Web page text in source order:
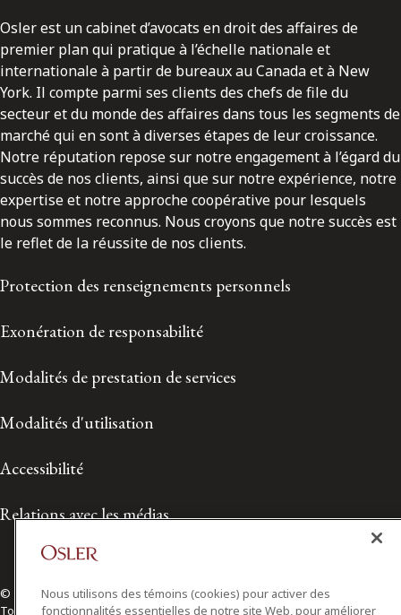
Osler est un cabinet d’avocats en droit des affaires de
premier plan qui pratique à l’échelle nationale et
internationale à partir de bureaux au Canada et à New
York. Il compte parmi ses clients des chefs de file du
secteur et du monde des affaires dans tous les segments de
marché qui en sont à diverses étapes de leur croissance.
Notre réputation repose sur notre engagement à l’égard du
succès de nos clients, ainsi que sur notre expérience, notre
expertise et notre approche coopérative pour lesquels
nous sommes reconnus. Nous croyons que notre succès est
le reflet de la réussite de nos clients.
Protection des renseignements personnels
Exonération de responsabilité
Modalités de prestation de services
Modalités d'utilisation
Accessibilité
Relations avec les médias
© 2026 Osler, Hoskin & Harcourt S.E.N.C.R.L./s.r.l.
Tous droits réservés
Nous utilisons des témoins (cookies) pour activer des
fonctionnalités essentielles de notre site Web, pour améliorer